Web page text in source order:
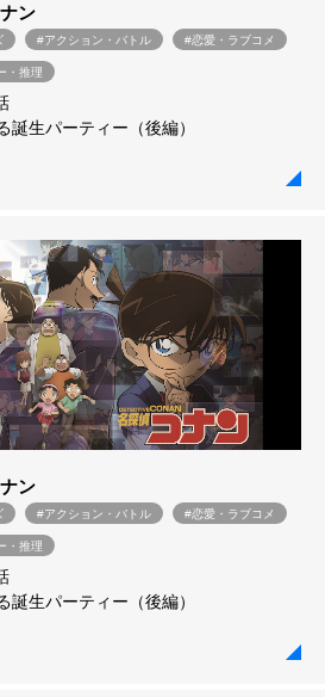
ン
#アクション・バトル #恋愛・ラブコメ
・推理
誕生パーティー（後編）
ン
#アクション・バトル #恋愛・ラブコメ
・推理
誕生パーティー（後編）